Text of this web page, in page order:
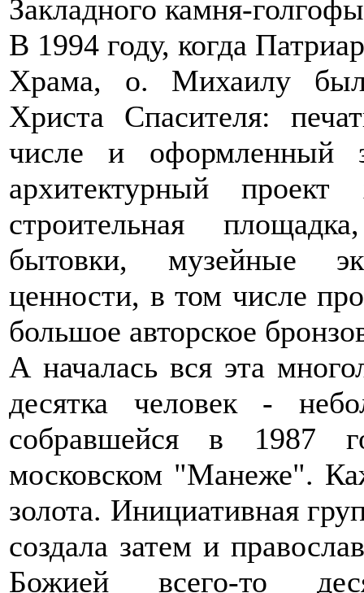
Закладного камня-
В 1994 году, когда
Храма, о. Михаилу
Христа Спасителя:
числе и оформленный
архитектурный
строительная
бытовки, музейные
ценности, в том числе
большое авторское
А началась вся эта
десятка человек -
собравшейся в 1987
московском "Манеже".
золота. Инициативная
создала затем и
Божией всего-то